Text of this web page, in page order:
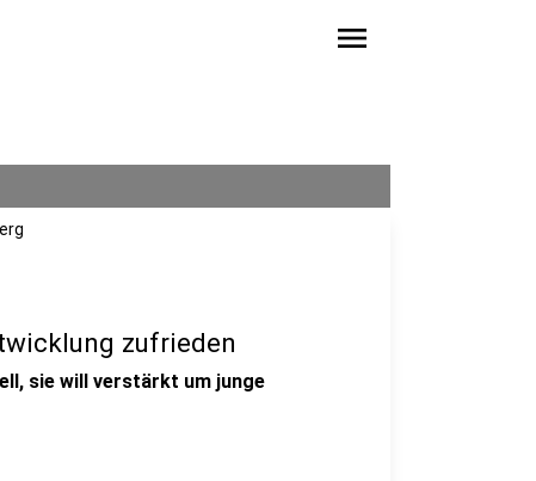
menu
zufrieden
sie will verstärkt um junge